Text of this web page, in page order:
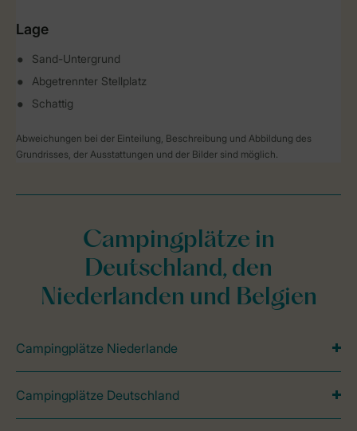
Lage
Sand-Untergrund
Abgetrennter Stellplatz
Schattig
Abweichungen bei der Einteilung, Beschreibung und Abbildung des
Grundrisses, der Ausstattungen und der Bilder sind möglich.
Campingplätze in
Deutschland, den
Niederlanden und Belgien
Campingplätze Niederlande
Campingplätze Deutschland